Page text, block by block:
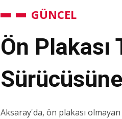
GÜNCEL
Ön Plakası
Aksaray'da, ön plakası